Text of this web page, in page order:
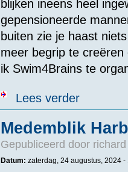
blijken ineens heel
gepensioneerde
buiten zie je haast
meer begrip te
ik Swim4Brains te
Lees verderover
Medemblik
Gepubliceerd door
Datum: zaterdag, 24 augustus, 2024 -